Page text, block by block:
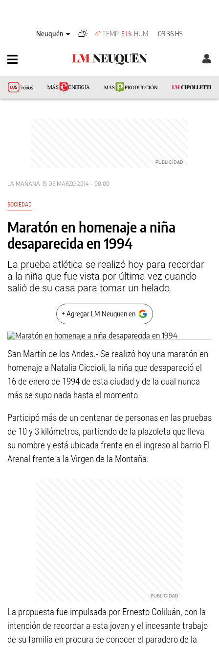
Neuquén 4°TEMP 51% HUM 09:36 HS
LA MAÑANA 15 DE MARZO 2014 - 00:00
SOCIEDAD
Maratón en homenaje a niña
desaparecida en 1994
La prueba atlética se realizó hoy para recordar
a la niña que fue vista por última vez cuando
salió de su casa para tomar un helado.
+ Agregar LM Neuquen en
San Martín de los Andes.- Se realizó hoy una maratón en
homenaje a Natalia Ciccioli, la niña que desapareció el
16 de enero de 1994 de esta ciudad y de la cual nunca
más se supo nada hasta el momento.
Participó más de un centenar de personas en las pruebas
de 10 y 3 kilómetros, partiendo de la plazoleta que lleva
su nombre y está ubicada frente en el ingreso al barrio El
Arenal frente a la Virgen de la Montaña.
La propuesta fue impulsada por Ernesto Coliluán, con la
intención de recordar a esta joven y el incesante trabajo
de su familia en procura de conocer el paradero de la